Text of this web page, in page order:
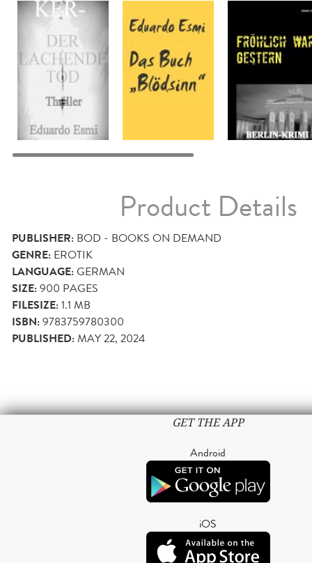
Product Details
PUBLISHER: BOD - BOOKS ON DEMAND
GENRE: EROTIK
LANGUAGE:GERMAN
SIZE:900 PAGES
FILESIZE:1.1 MB
ISBN:9783759780300
PUBLISHED:MAY 22, 2024
GET THE APP
Android
iOS